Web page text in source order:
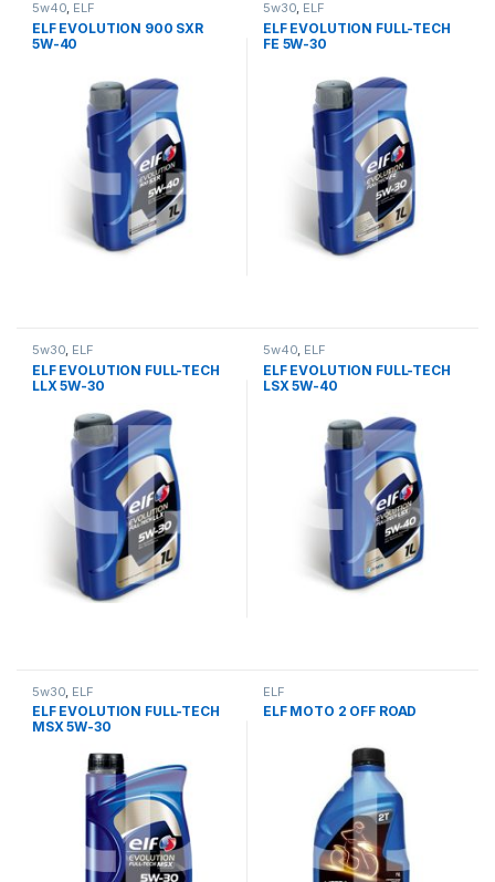
5w40, ELF
ELF EVOLUTION 900 SXR
5W-40
5w30, ELF
ELF EVOLUTION FULL-TECH
FE 5W-30
5w30, ELF
ELF EVOLUTION FULL-TECH
LLX 5W-30
5w40, ELF
ELF EVOLUTION FULL-TECH
LSX 5W-40
5w30 ELF
ELF EVOLUTION FULL-TECH
MSX 5W-30
ELF
ELF MOTO 2 OFF ROAD